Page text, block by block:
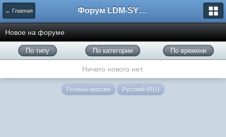
← Главная Форум LDM-SYSTEMS
Новое на форуме
По типу По категории По времени
Ничего нового нет.
Полная версия Русский (RU)